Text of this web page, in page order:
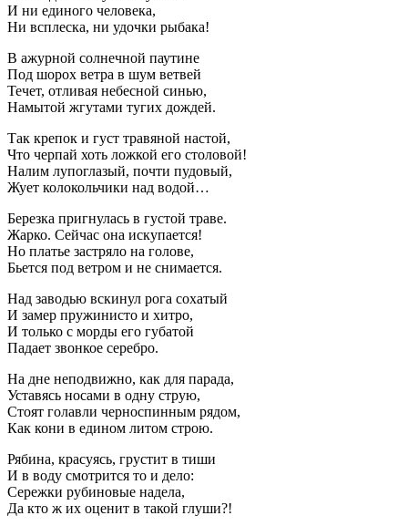
И ни единого человека,
Ни всплеска, ни удочки рыбака!
В ажурной солнечной паутине
Под шорох ветра в шум ветвей
Течет, отливая небесной синью,
Намытой жгутами тугих дождей.
Так крепок и густ травяной настой,
Что черпай хоть ложкой его столовой!
Налим лупоглазый, почти пудовый,
Жует колокольчики над водой…
Березка пригнулась в густой траве.
Жарко. Сейчас она искупается!
Но платье застряло на голове,
Бьется под ветром и не снимается.
Над заводью вскинул рога сохатый
И замер пружинисто и хитро,
И только с морды его губатой
Падает звонкое серебро.
На дне неподвижно, как для парада,
Уставясь носами в одну струю,
Стоят голавли черноспинным рядом,
Как кони в едином литом строю.
Рябина, красуясь, грустит в тиши
И в воду смотрится то и дело:
Сережки рубиновые надела,
Да кто ж их оценит в такой глуши?!